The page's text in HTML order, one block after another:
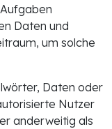
Daten und
um solche
Daten oder
Nutzer
anderweitig als